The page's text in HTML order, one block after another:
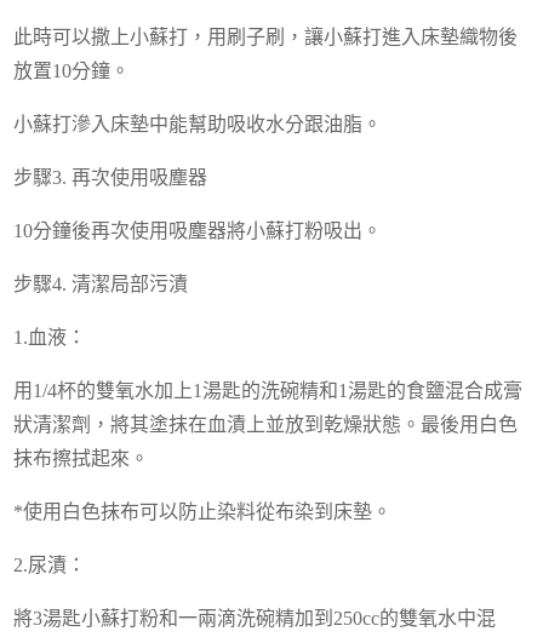
此時可以撒上小蘇打，用刷子刷，讓小蘇打進入床墊織物後
放置10分鐘。
小蘇打滲入床墊中能幫助吸收水分跟油脂。
步驟3. 再次使用吸塵器
10分鐘後再次使用吸塵器將小蘇打粉吸出。
步驟4. 清潔局部污漬
1.血液：
用1/4杯的雙氧水加上1湯匙的洗碗精和1湯匙的食鹽混合成膏
狀清潔劑，將其塗抹在血漬上並放到乾燥狀態。最後用白色
抹布擦拭起來。
*使用白色抹布可以防止染料從布染到床墊。
2.尿漬：
將3湯匙小蘇打粉和一兩滴洗碗精加到250cc的雙氧水中混